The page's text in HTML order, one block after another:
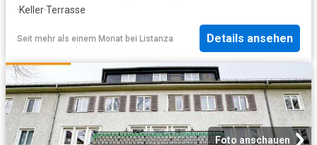
·Keller·Terrasse
Seit mehr als einem Monat bei Listanza Details ansehen
Foto anschauen